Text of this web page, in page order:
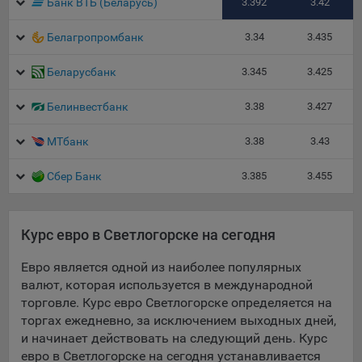
данные о пользователе в случае, если это разрешено в
сохранение файлов cookie и использование технологии
cookie:
рекламирования услуг пользователям сайта
пользователь посетит указанный сайт, то в дальнейшем
Иногда Общество использует сторонние файлы cookie
объявлений. Такие файлы cookie, например, запоминают,
с помощью каких браузеров пользователи посещают
сайты Общества. С помощью данной процедуры
Общество также регулирует и оценивает эффективность
рекламной деятельности.
Белагропромбанк 3.34 3.435
Беларусбанк 3.345 3.425
Белинвестбанк 3.38 3.427
МТбанк 3.38 3.43
Сбер Банк 3.385 3.455
Курс евро в Светлогорске на сегодня
Евро является одной из наиболее популярных
валют, которая используется в международной
торговле. Курс евро Светлогорске определяется на
торгах ежедневно, за исключением выходных дней,
и начинает действовать на следующий день. Курс
евро в Светлогорске на сегодня устанавливается